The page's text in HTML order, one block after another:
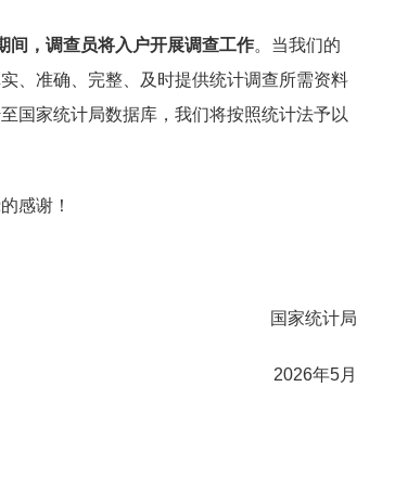
间，调查员将入户开展调查工作。 当我们的
、准确、完整、及时提供统计调查所需资料
国家统计局数据库，我们将按照统计法予以
感谢！
国家统计局
2026年5月